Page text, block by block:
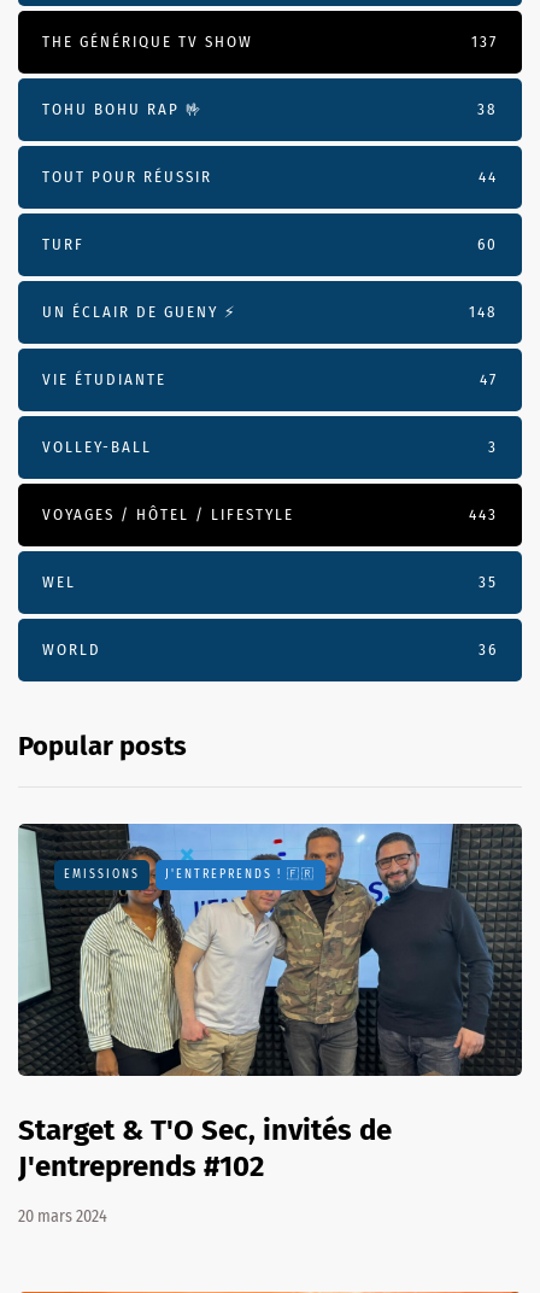
THE GÉNÉRIQUE TV SHOW 137
TOHU BOHU RAP 🤟 38
TOUT POUR RÉUSSIR 44
TURF 60
UN ÉCLAIR DE GUENY ⚡️ 148
VIE ÉTUDIANTE 47
VOLLEY-BALL 3
VOYAGES / HÔTEL / LIFESTYLE 443
WEL 35
WORLD 36
Popular posts
EMISSIONS J'ENTREPRENDS ! 🇫🇷
Starget & T'O Sec, invités de
J'entreprends #102
20 mars 2024